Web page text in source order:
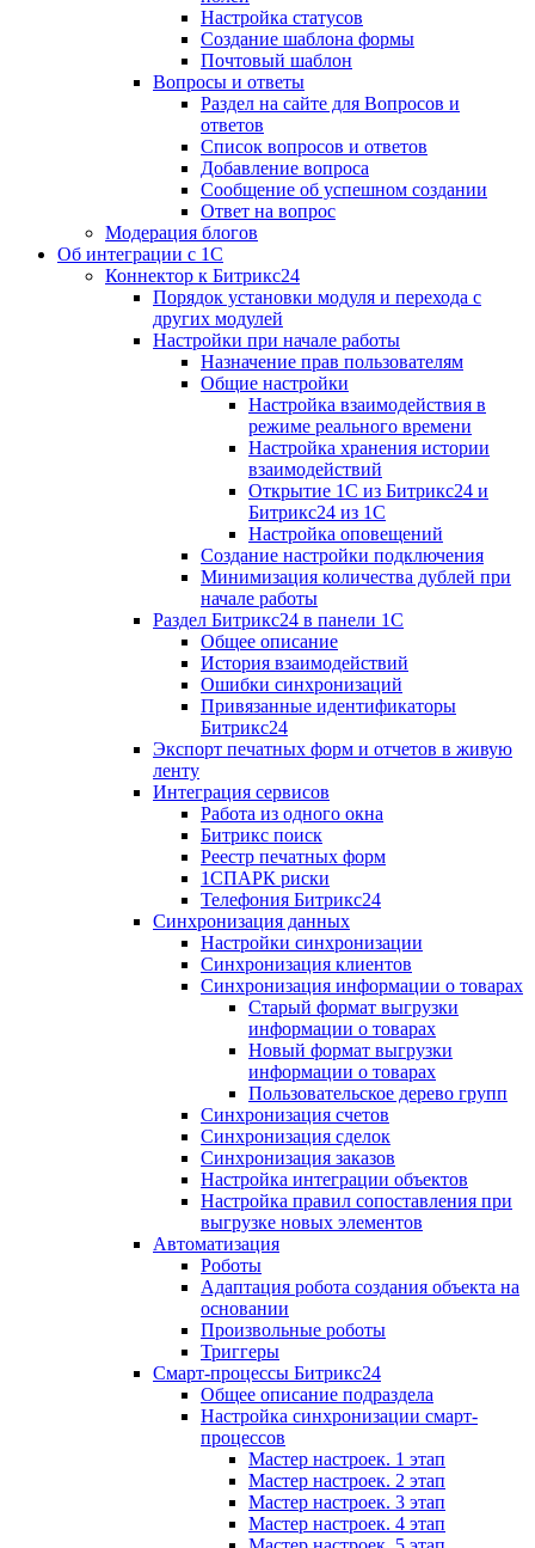
Настройка статусов
Создание шаблона формы
Почтовый шаблон
Вопросы и ответы
Раздел на сайте для Вопросов и
ответов
Список вопросов и ответов
Добавление вопроса
Сообщение об успешном создании
Ответ на вопрос
Модерация блогов
Об интеграции с 1С
Коннектор к Битрикс24
Порядок установки модуля и перехода с
других модулей
Настройки при начале работы
Назначение прав пользователям
Общие настройки
Настройка взаимодействия в
режиме реального времени
Настройка хранения истории
взаимодействий
Открытие 1С из Битрикс24 и
Битрикс24 из 1С
Настройка оповещений
Создание настройки подключения
Минимизация количества дублей при
начале работы
Раздел Битрикс24 в панели 1С
Общее описание
История взаимодействий
Ошибки синхронизаций
Привязанные идентификаторы
Битрикс24
Экспорт печатных форм и отчетов в живую
ленту
Интеграция сервисов
Работа из одного окна
Битрикс поиск
Реестр печатных форм
1СПАРК риски
Телефония Битрикс24
Синхронизация данных
Настройки синхронизации
Синхронизация клиентов
Синхронизация информации о товарах
Старый формат выгрузки
информации о товарах
Новый формат выгрузки
информации о товарах
Пользовательское дерево групп
Синхронизация счетов
Синхронизация сделок
Синхронизация заказов
Настройка интеграции объектов
Настройка правил сопоставления при
выгрузке новых элементов
Автоматизация
Роботы
Адаптация робота создания объекта на
основании
Произвольные роботы
Триггеры
Смарт-процессы Битрикс24
Общее описание подраздела
Настройка синхронизации смарт-
процессов
Мастер настроек. 1 этап
Мастер настроек. 2 этап
Мастер настроек. 3 этап
Мастер настроек. 4 этап